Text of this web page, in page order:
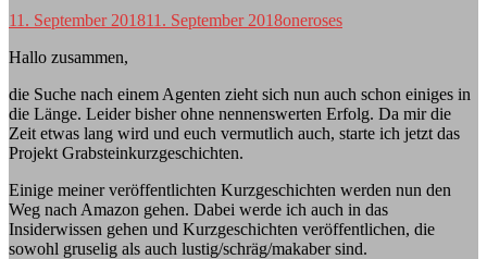
11. September 201811. September 2018oneroses
Hallo zusammen,
die Suche nach einem Agenten zieht sich nun auch schon einiges in
die Länge. Leider bisher ohne nennenswerten Erfolg. Da mir die
Zeit etwas lang wird und euch vermutlich auch, starte ich jetzt das
Projekt Grabsteinkurzgeschichten.
Einige meiner veröffentlichten Kurzgeschichten werden nun den
Weg nach Amazon gehen. Dabei werde ich auch in das
Insiderwissen gehen und Kurzgeschichten veröffentlichen, die
sowohl gruselig als auch lustig/schräg/makaber sind.